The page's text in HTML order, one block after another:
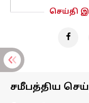
செய்தி
சமீபத்திய